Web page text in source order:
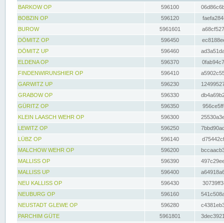
BARKOW OP
596100
BOBZIN OP
596120
BUROW
5961601
DÖMITZ OP
596450
DÖMITZ UP
596460
ELDENA OP
596370
FINDENWIRUNSHIER OP
596410
GARWITZ UP
596230
GRABOW OP
596330
GÜRITZ OP
596350
KLEIN LAASCH WEHR OP
596300
LEWITZ OP
596250
LÜBZ OP
596140
MALCHOW WEHR OP
596200
MALLISS OP
596390
MALLISS UP
596400
NEU KALLISS OP
596430
NEUBURG OP
596160
NEUSTADT GLEWE OP
596280
PARCHIM GÜTE
5961801